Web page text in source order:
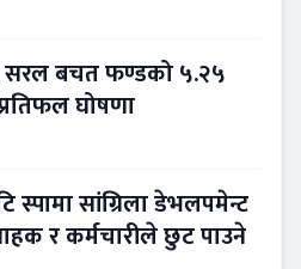
सरल बचत फण्डको ५.२५
घोषणा
स्पामा सांग्रिला डेभलपमेन्ट
र कर्मचारीले छुट पाउने